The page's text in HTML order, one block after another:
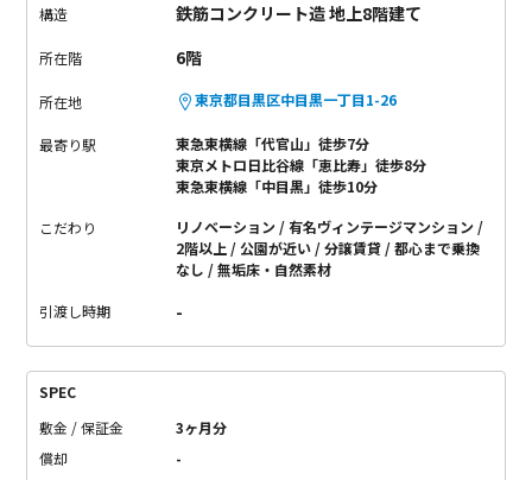
構造 鉄筋コンクリート造 地上8階建て
所在階 6階
所在地 東京都目黒区中目黒一丁目1-26
最寄り駅
東急東横線「代官山」徒歩7分
東京メトロ日比谷線「恵比寿」徒歩8分
東急東横線「中目黒」徒歩10分
こだわり リノベーション
有名ヴィンテージマンション
2階以上
公園が近い 分譲賃貸
都心まで乗換
なし
無垢床・自然素材
引渡し時期 -
SPEC
敷金 / 保証金
3ヶ月分
償却
-